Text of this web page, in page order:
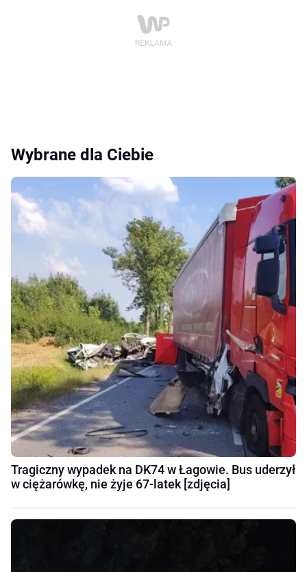
Wybrane dla Ciebie
Tragiczny wypadek na DK74 w Łagowie. Bus uderzył
w ciężarówkę, nie żyje 67-latek [zdjęcia]